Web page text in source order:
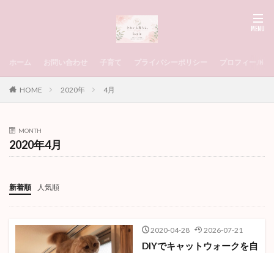
ホーム お問い合わせ 子育て プライバシーポリシー プロフィール
HOME 2020年 4月
MONTH
2020年4月
新着順 人気順
2020-04-28 2026-07-21
DIYでキャットウォークを自